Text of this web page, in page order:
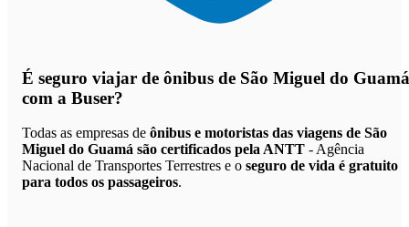
É seguro viajar de ônibus de São Miguel do Guamá
com a Buser?
Todas as empresas de ônibus e motoristas das viagens de São
Miguel do Guamá são certificados pela ANTT - Agência
Nacional de Transportes Terrestres e o seguro de vida é gratuito
para todos os passageiros.